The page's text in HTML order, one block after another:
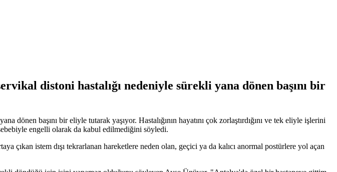
distoni hastalığı nedeniyle sürekli yana dönen başını bir
dönen başını bir eliyle tutarak yaşıyor. Hastalığının hayatını çok zorlaştırdığını ve tek eliyle işlerini
engelli olarak da kabul edilmediğini söyledi.
çıkan istem dışı tekrarlanan hareketlere neden olan, geçici ya da kalıcı anormal postürlere yol açan